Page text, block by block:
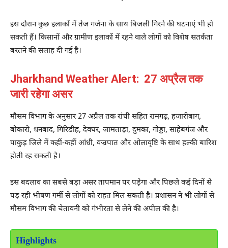
इस दौरान कुछ इलाकों में तेज गर्जना के साथ बिजली गिरने की घटनाएं भी हो
सकती हैं। किसानों और ग्रामीण इलाकों में रहने वाले लोगों को विशेष सतर्कता
बरतने की सलाह दी गई है।
Jharkhand Weather Alert: 27 अप्रैल तक
जारी रहेगा असर
मौसम विभाग के अनुसार 27 अप्रैल तक रांची सहित रामगढ़, हजारीबाग,
बोकारो, धनबाद, गिरिडीह, देवघर, जामताड़ा, दुमका, गोड्डा, साहेबगंज और
पाकुड़ जिले में कहीं-कहीं आंधी, वज्रपात और ओलावृष्टि के साथ हल्की बारिश
होती रह सकती है।
इस बदलाव का सबसे बड़ा असर तापमान पर पड़ेगा और पिछले कई दिनों से
पड़ रही भीषण गर्मी से लोगों को राहत मिल सकती है। प्रशासन ने भी लोगों से
मौसम विभाग की चेतावनी को गंभीरता से लेने की अपील की है।
Highlights